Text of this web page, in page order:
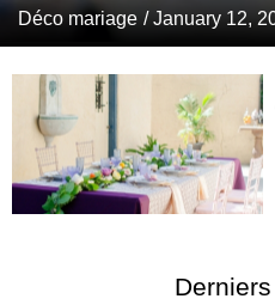
Déco mariage / January 12,